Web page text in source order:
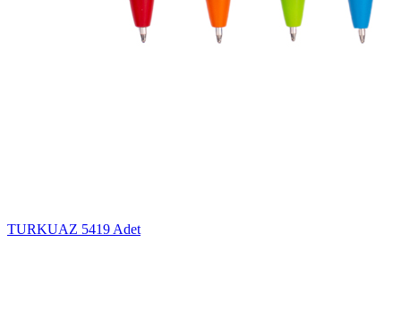
TURKUAZ 5419 Adet